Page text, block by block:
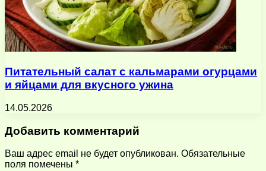
Питательный салат с кальмарами огурцами
и яйцами для вкусного ужина
14.05.2026
Добавить комментарий
Ваш адрес email не будет опубликован. Обязательные
поля помечены *